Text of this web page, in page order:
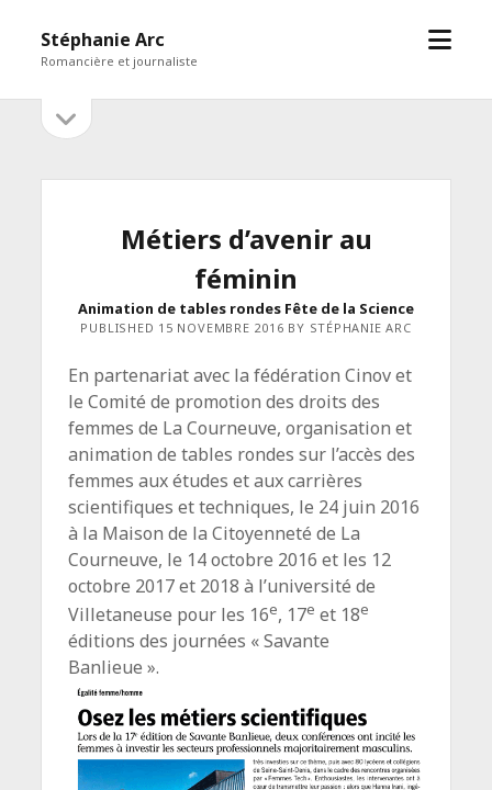
Stéphanie Arc
Romancière et journaliste
open
Sidebar
sidebar
Métiers d’avenir au
féminin
Animation de tables rondes Fête de la Science
PUBLISHED 15 NOVEMBRE 2016 BY STÉPHANIE ARC
En partenariat avec la fédération Cinov et
le Comité de promotion des droits des
femmes de La Courneuve, organisation et
animation de tables rondes sur l’accès des
femmes aux études et aux carrières
scientifiques et techniques, le 24 juin 2016
à la Maison de la Citoyenneté de La
Courneuve, le 14 octobre 2016 et les 12
octobre 2017 et 2018 à l’université de
Villetaneuse pour les 16e, 17e et 18e
éditions des journées « Savante
Banlieue ».